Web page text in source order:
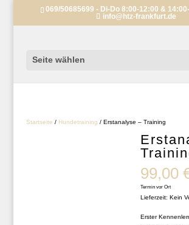
069/50685699 - Di-Do 8:00-12:00 &
info@htz-frankfurt.de
Seite wählen
Startseite / Hundetraining / Erstanalyse – Training
99,00
Termin vor Ort
Lieferzeit: Kein
Erster